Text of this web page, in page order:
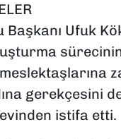
Ufuk
gerekçesini
istifa etti.